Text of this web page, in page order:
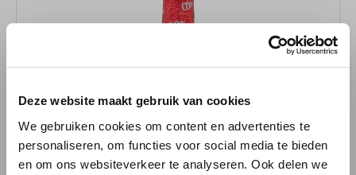
Deze website maakt gebruik van cookies
We gebruiken cookies om content en advertenties te
personaliseren, om functies voor social media te bieden
en om ons websiteverkeer te analyseren. Ook delen we